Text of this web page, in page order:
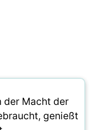
der Macht der
genießt